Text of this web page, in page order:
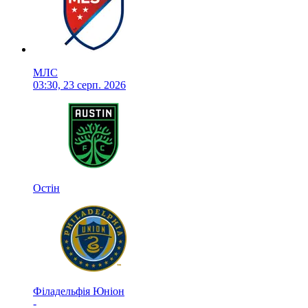
МЛС
03:30, 23 серп. 2026
Остін
Філадельфія Юніон
-